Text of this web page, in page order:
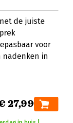
de juiste
voor
nadenken in
27,99